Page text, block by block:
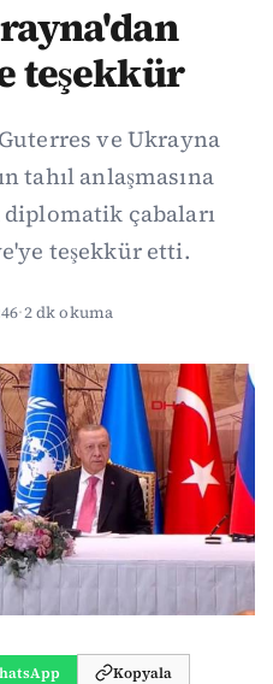
teşekkür
ve Ukrayna
tahıl anlaşmasına
çabaları
teşekkür etti.
·2 dk okuma
Kopyala